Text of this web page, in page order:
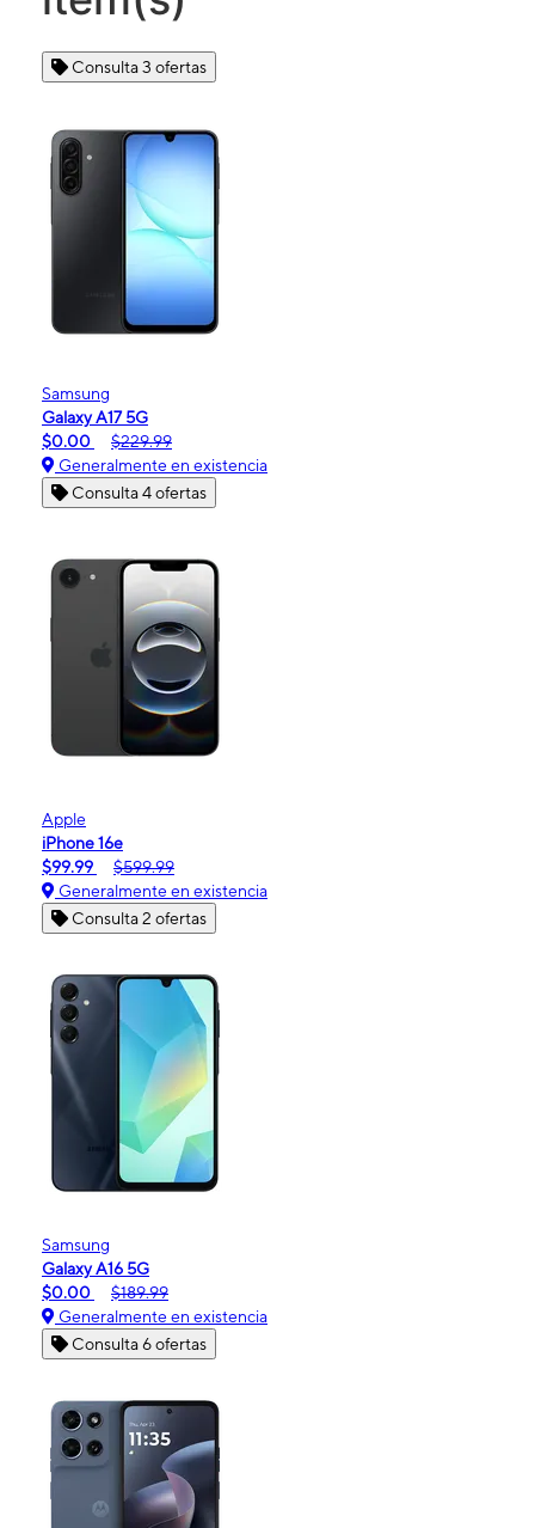
Consulta 3 ofertas
Samsung
Galaxy A17 5G
$0.00
$229.99
Generalmente en existencia
Consulta 4 ofertas
Apple
iPhone 16e
$99.99
$599.99
Generalmente en existencia
Consulta 2 ofertas
Samsung
Galaxy A16 5G
$0.00
$189.99
Generalmente en existencia
Consulta 6 ofertas